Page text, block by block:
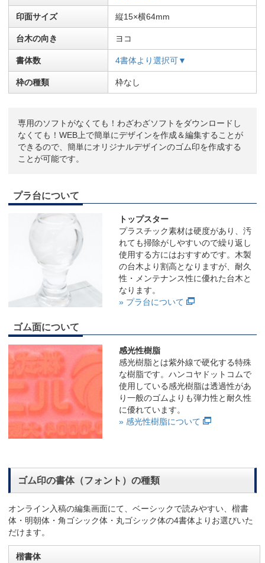
印面サイズ 縦15×横64mm
台木の向き ヨコ
書体数 4書体より選択可▼
枠の種類 枠なし
専用のソフトがなくても！わざわざソフトをダウンロードし
なくても！WEB上で簡単にデザインを作成＆編集することが
できるので、簡単にオリジナルデザインのゴム印を作成する
ことが可能です。
プラ台について
トップスター
プラスチック素材は硬度があり、汚
れても掃除がしやすいので繰り返し
使用する方にはおすすめです。木製
の台木より割高となりますが、耐久
性・メンテナンス性に優れた台木と
なります。
» プラ台について
ゴム面について
感光性樹脂
感光樹脂とは紫外線で硬化する特殊
な樹脂です。ハンコヤドットコムで
使用している感光樹脂は透過性があ
り一般のゴムよりも弾力性と耐久性
に優れています。
» 感光性樹脂について
ゴム印の書体（フォント）の種類
オンライン入稿の編集画面にて、ベーシックで読みやすい、楷書
体・明朝体・角ゴシック体・丸ゴシック体の4書体よりお選びいた
だけます。
楷書体